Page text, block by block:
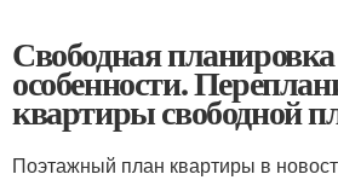
Свободная
особенности.
квартиры свободной
Поэтажный план квартиры в